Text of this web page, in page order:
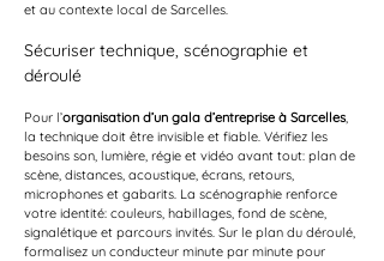
et au contexte local de Sarcelles.
Sécuriser technique, scénographie et
déroulé
Pour l’organisation d’un gala d’entreprise à Sarcelles,
la technique doit être invisible et fiable. Vérifiez les
besoins son, lumière, régie et vidéo avant tout: plan de
scène, distances, acoustique, écrans, retours,
microphones et gabarits. La scénographie renforce
votre identité: couleurs, habillages, fond de scène,
signalétique et parcours invités. Sur le plan du déroulé,
formalisez un conducteur minute par minute pour